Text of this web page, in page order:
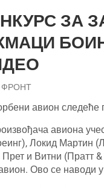
ЗА
ФРОНТ
авион следеће
авиона
Локид Мартин
и Витни (Пратт
Ово се